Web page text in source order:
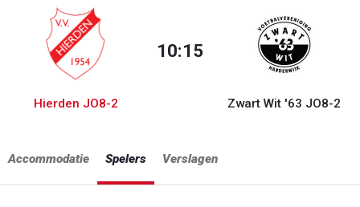
Hierden JO8-2
10:15
Zwart Wit '63 JO8-2
Accommodatie Spelers Verslagen